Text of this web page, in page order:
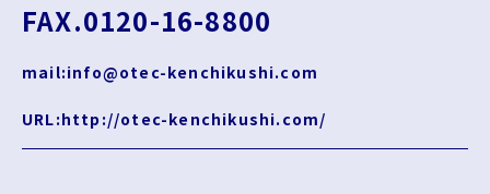
FAX.0120-16-8800
mail:info@otec-kenchikushi.com
URL:http://otec-kenchikushi.com/